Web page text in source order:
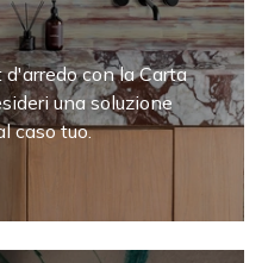
con la Carta
una soluzione
caso tuo.